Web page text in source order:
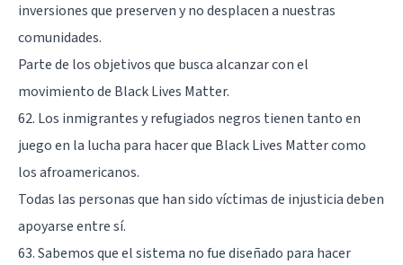
inversiones que preserven y no desplacen a nuestras
comunidades.
Parte de los objetivos que busca alcanzar con el
movimiento de Black Lives Matter.
62. Los inmigrantes y refugiados negros tienen tanto en
juego en la lucha para hacer que Black Lives Matter como
los afroamericanos.
Todas las personas que han sido víctimas de injusticia deben
apoyarse entre sí.
63. Sabemos que el sistema no fue diseñado para hacer